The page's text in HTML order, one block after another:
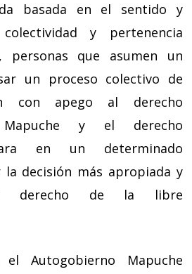
basada en el sentido y
y pertenencia
personas que asumen un
un proceso colectivo de
con apego al derecho
Mapuche y el derecho
en un determinado
decisión más apropiada y
al derecho de la libre
Autogobierno Mapuche